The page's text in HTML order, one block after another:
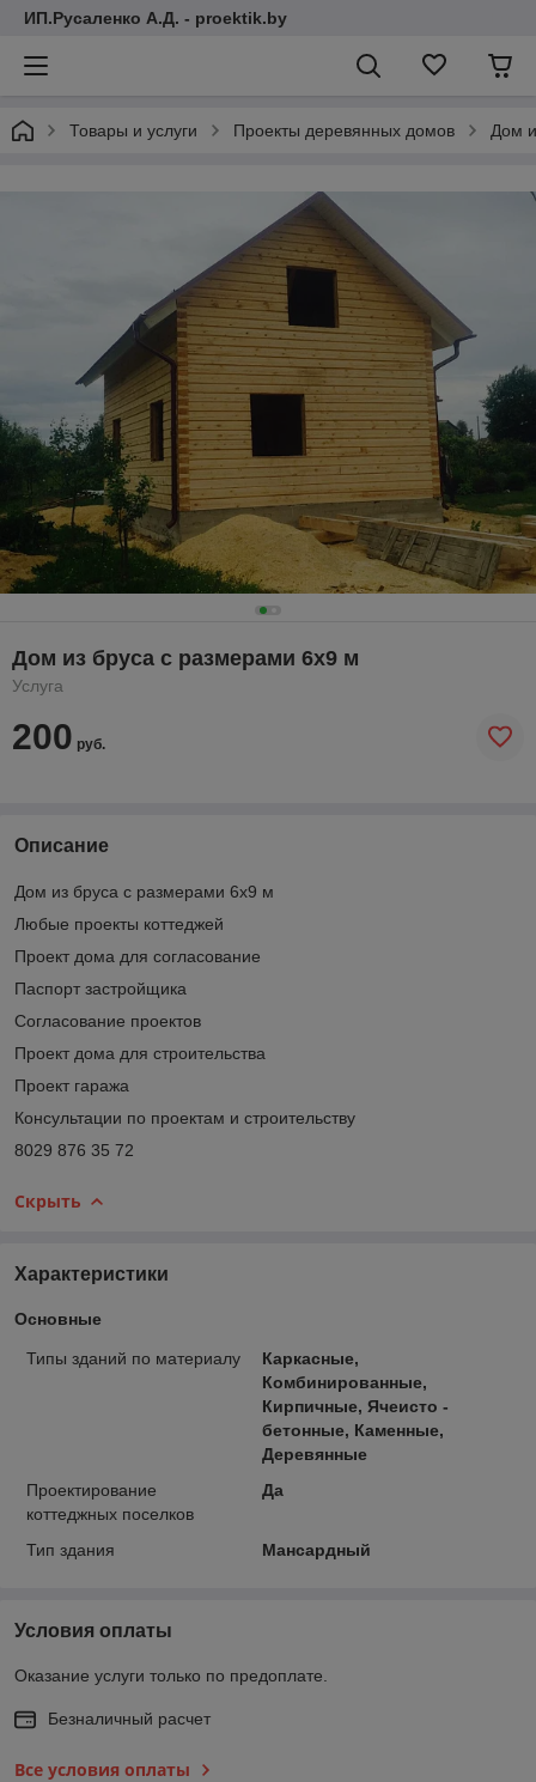
ИП.Русаленко А.Д. - proektik.by
Товары и услуги Проекты деревянных домов Дом
Дом из бруса с размерами 6х9 м
Услуга
200 руб.
Описание
Дом из бруса с размерами 6х9 м
Любые проекты коттеджей
Проект дома для согласование
Паспорт застройщика
Согласование проектов
Проект дома для строительства
Проект гаража
Консультации по проектам и строительству
8029 876 35 72
Скрыть
Характеристики
Основные
Типы зданий по материалу
Каркасные,
Комбинированные,
Кирпичные, Ячеисто -
бетонные, Каменные,
Деревянные
Проектирование
коттеджных поселков
Да
Тип здания Мансардный
Условия оплаты
Оказание услуги только по предоплате.
Безналичный расчет
Все условия оплаты